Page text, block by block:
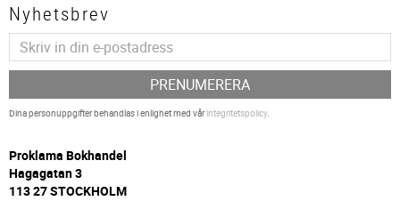
Nyhetsbrev
PRENUMERERA
Dina personuppgifter behandlas i enlighet med vårintegritetspolicy.
Proklama Bokhandel
Hagagatan 3
113 27 STOCKHOLM